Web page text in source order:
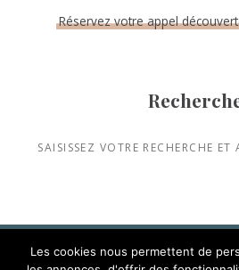
Réservez votre appel
Saisissez
appuyez
Les cookies nous permettent de